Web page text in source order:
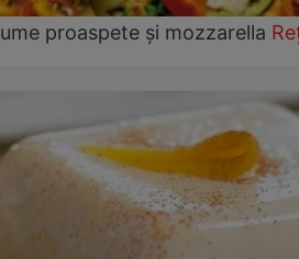
proaspete și mozzarella